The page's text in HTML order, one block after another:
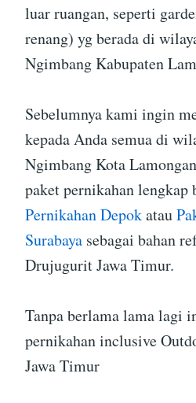
luar ruangan, seperti
renang) yg berada di
Ngimbang Kabupaten
Sebelumnya kami ingin
kepada Anda semua di
Ngimbang Kota
paket pernikahan lengkap
Pernikahan Depokatau
Surabaya sebagai bahan
Drujugurit Jawa Timur.
Tanpa berlama lama lagi
pernikahan inclusive
Jawa Timur